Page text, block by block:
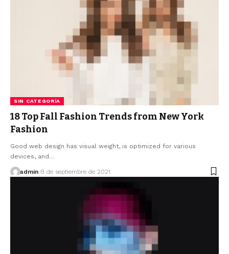
SIN CATEGORÍA
18 Top Fall Fashion Trends from New York
Fashion
Good web design has visual weight, is optimized for various
devices, and…
admin 9 de septiembre de 2021